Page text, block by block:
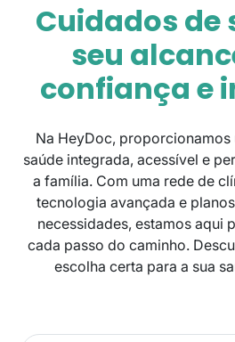
Cuidados de
seu
confiança e
Na HeyDoc, proporcionamos
saúde integrada, acessível e
a família. Com uma rede de
tecnologia avançada e
necessidades, estamos aqui
cada passo do caminho.
escolha certa para a sua